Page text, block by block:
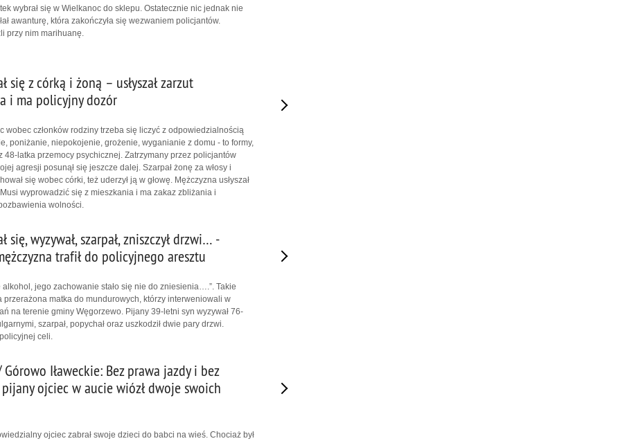
wybrał się w Wielkanoc do sklepu. Ostatecznie nic jednak nie
awanturę, która zakończyła się wezwaniem policjantów.
przy nim marihuanę.
się z córką i żoną – usłyszał zarzut
i ma policyjny dozór
wobec członków rodziny trzeba się liczyć z odpowiedzialnością
poniżanie, niepokojenie, grożenie, wyganianie z domu - to formy,
48-latka przemocy psychicznej. Zatrzymany przez policjantów
agresji posunął się jeszcze dalej. Szarpał żonę za włosy i
się wobec córki, też uderzył ją w głowę. Mężczyzna usłyszał
wyprowadzić się z mieszkania i ma zakaz zbliżania i
wolności.
się, wyzywał, szarpał, zniszczył drzwi… -
trafił do policyjnego aresztu
alkohol, jego zachowanie stało się nie do zniesienia….”. Takie
przerażona matka do mundurowych, którzy interweniowali w
na terenie gminy Węgorzewo. Pijany 39-letni syn wyzywał 76-
szarpał, popychał oraz uszkodził dwie pary drzwi.
celi.
Iławeckie: Bez prawa jazdy i bez
ojciec w aucie wiózł dwoje swoich
ojciec zabrał swoje dzieci do babci na wieś. Chociaż był